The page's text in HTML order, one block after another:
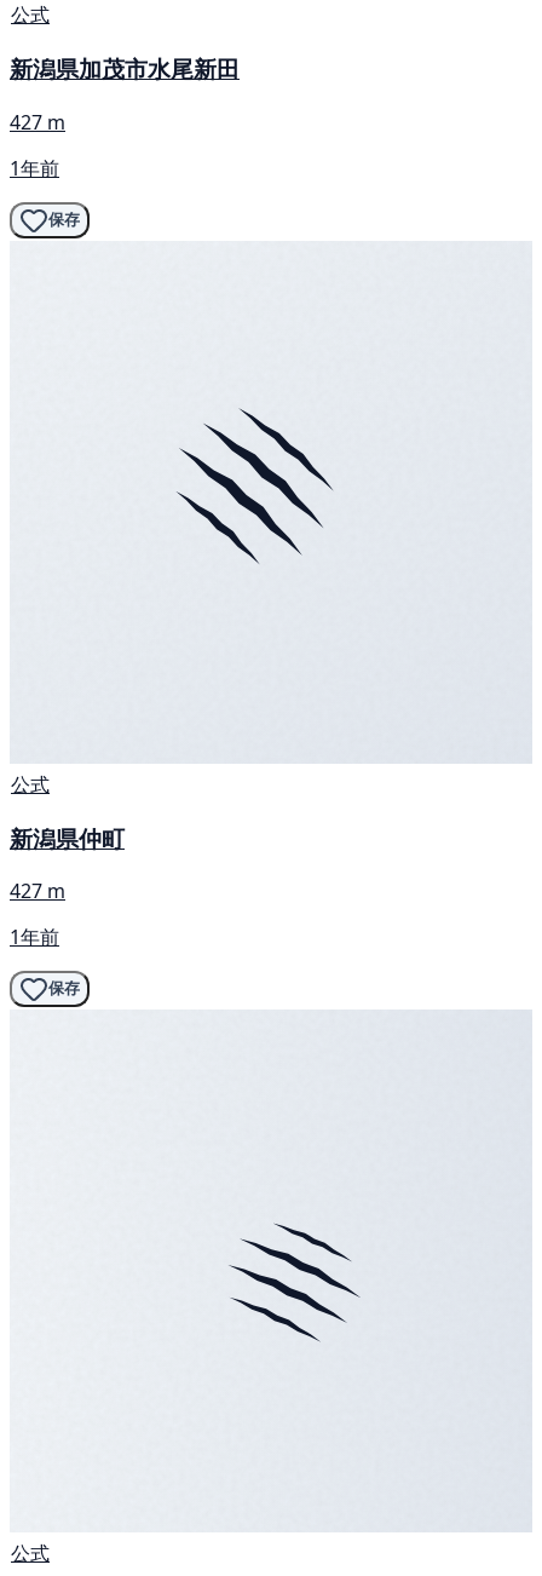
公式
新潟県加茂市水尾新田
427 m
1年前
保存
公式
新潟県仲町
427 m
1年前
保存
公式